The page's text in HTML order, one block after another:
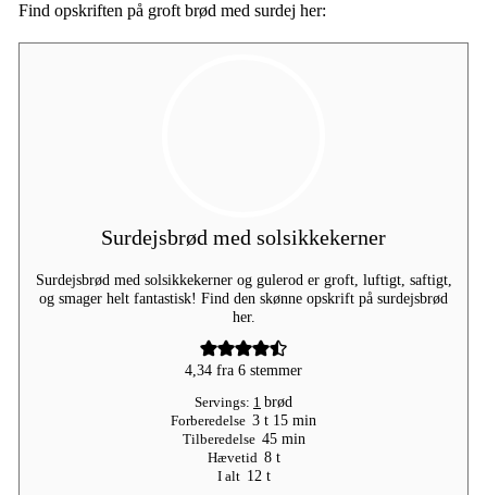
Find opskriften på groft brød med surdej her:
Surdejsbrød med solsikkekerner
Surdejsbrød med solsikkekerner og gulerod er groft, luftigt, saftigt,
og smager helt fantastisk! Find den skønne opskrift på surdejsbrød
her.
4,34 fra 6 stemmer
Servings: 1 brød
Forberedelse 3timer
t 15minutter
min
Tilberedelse 45minutter
min
Hævetid 8timer
t
I alt 12timer
t